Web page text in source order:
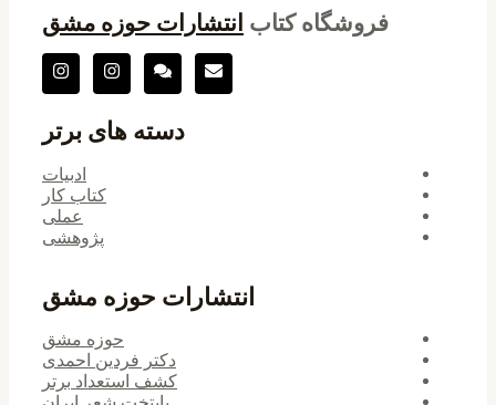
فروشگاه کتاب انتشارات حوزه مشق
دسته های برتر
ادبیات
کتاب کار
عملی
پژوهشی
انتشارات حوزه مشق
حوزه مشق
دکتر فردین احمدی
کشف استعداد برتر